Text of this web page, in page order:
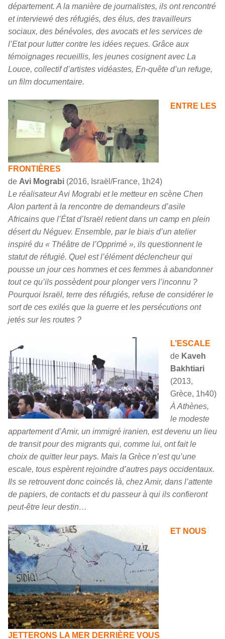
département. A la manière de journalistes, ils ont rencontré
et interviewé des réfugiés, des élus, des travailleurs
sociaux, des bénévoles, des avocats et les services de
l’Etat pour lutter contre les idées reçues. Grâce aux
témoignages recueillis, les jeunes cosignent avec La
Louce, collectif d’artistes vidéastes, En-quête d’un refuge,
un film documentaire.
ENTRE LES
FRONTIÈRES
de Avi Mograbi (2016, Israël/France, 1h24)
Le réalisateur Avi Mograbi et le metteur en scène Chen
Alon partent à la rencontre de demandeurs d’asile
Africains que l’État d’Israël retient dans un camp en plein
désert du Néguev. Ensemble, par le biais d’un atelier
inspiré du « Théâtre de l’Opprimé », ils questionnent le
statut de réfugié. Quel est l’élément déclencheur qui
pousse un jour ces hommes et ces femmes à abandonner
tout ce qu’ils possèdent pour plonger vers l’inconnu ?
Pourquoi Israël, terre des réfugiés, refuse de considérer le
sort de ces exilés que la guerre et les persécutions ont
jetés sur les routes ?
L’ESCALE
deKaveh
Bakhtiari
(2013,
Grèce, 1h40)
À Athènes,
le modeste
appartement d’Amir, un immigré iranien, est devenu un lieu
de transit pour des migrants qui, comme lui, ont fait le
choix de quitter leur pays. Mais la Grèce n’est qu’une
escale, tous espèrent rejoindre d’autres pays occidentaux.
Ils se retrouvent donc coincés là, chez Amir, dans l’attente
de papiers, de contacts et du passeur à qui ils confieront
peut-être leur destin…
ET NOUS
JETTERONS LA MER DERRIÈRE VOUS